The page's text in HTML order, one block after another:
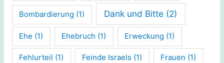
Bombardierung (1) Dank und Bitte (2)
Ehe (1) Ehebruch (1) Erweckung (1)
Fehlurteil (1) Feinde Israels (1) Frauen (1)